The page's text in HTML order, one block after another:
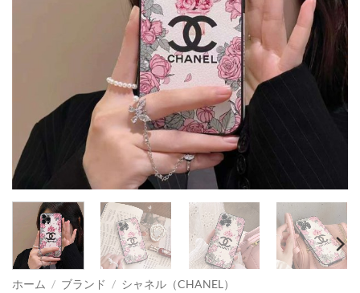
ホーム / ブランド / シャネル（CHANEL）